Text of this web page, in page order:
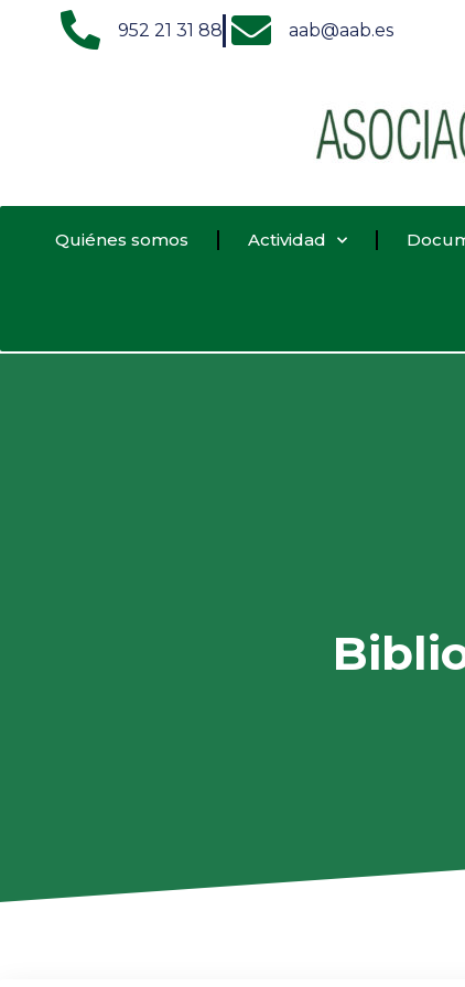
952 21 31 88 aab@aab.es
Quiénes somos Actividad